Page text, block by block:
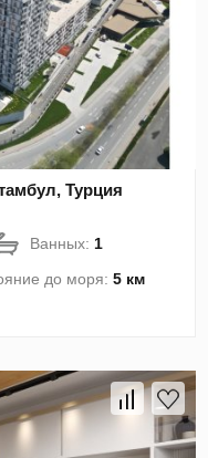
Турция
Ванных: 1
до моря:5 км